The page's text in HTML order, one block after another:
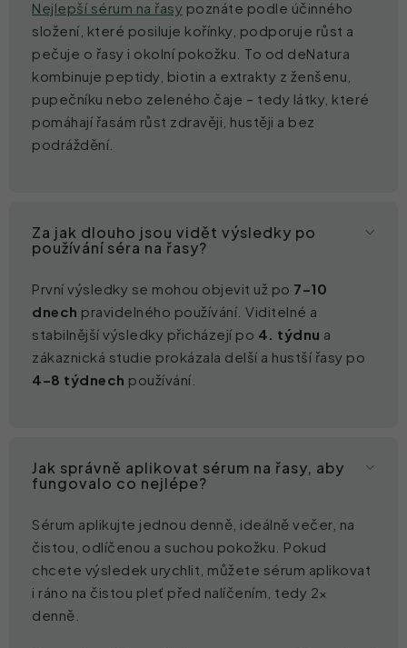
Nejlepší sérum na řasy poznáte podle účinného
složení, které posiluje kořínky, podporuje růst a
pečuje o řasy i okolní pokožku. To od deNatura
kombinuje peptidy, biotin a extrakty z ženšenu,
pupečníku nebo zeleného čaje –⁠ tedy látky, které
pomáhají řasám růst zdravěji, hustěji a bez
podráždění.
Za jak dlouho jsou vidět výsledky po
používání séra na řasy?
První výsledky se mohou objevit už po 7–10
dnech pravidelného používání. Viditelné a
stabilnější výsledky přicházejí po 4. týdnu a
zákaznická studie prokázala delší a hustší řasy po
4–8 týdnech používání.
Jak správně aplikovat sérum na řasy, aby
fungovalo co nejlépe?
Sérum aplikujte jednou denně, ideálně večer, na
čistou, odlíčenou a suchou pokožku. Pokud
chcete výsledek urychlit, můžete sérum aplikovat
i ráno na čistou pleť před nalíčením, tedy 2×
denně.